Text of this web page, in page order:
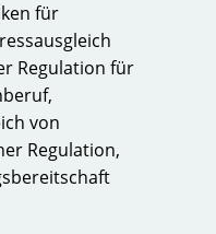
für
Regulation für
von
Regulation,